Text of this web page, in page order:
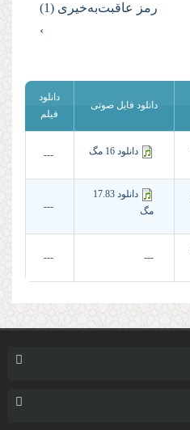
رمز عاقبت‌به‌خیری (1)
›
دانلود فایل صوتی
دانلود
فیلم
دانلود 16 مگ ---
دانلود 17.83
مگ
---
---
---